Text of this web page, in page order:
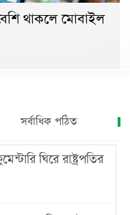
থাকলে মোবাইল
সর্বাধিক পঠিত
ঘিরে রাষ্ট্রপতির